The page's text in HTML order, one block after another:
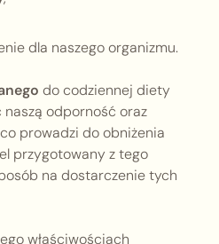
dla naszego organizmu.
do codziennej diety
odporność oraz
prowadzi do obniżenia
przygotowany z tego
na dostarczenie tych
właściwościach